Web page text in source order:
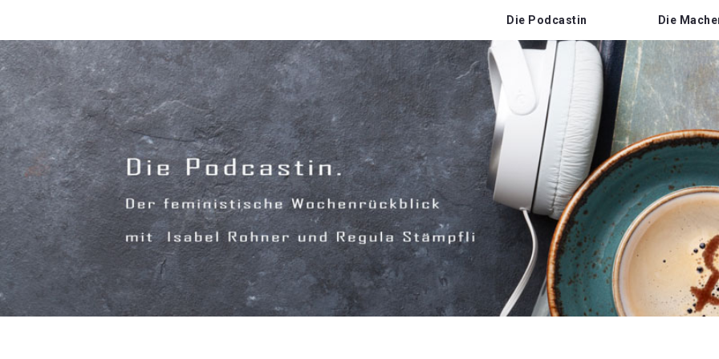
Die Podcastin Die